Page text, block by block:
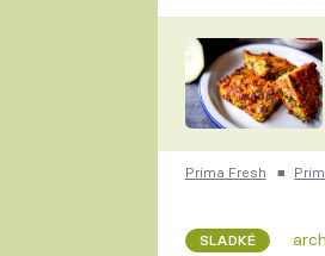
Prima Fresh ■
SLADKÉ